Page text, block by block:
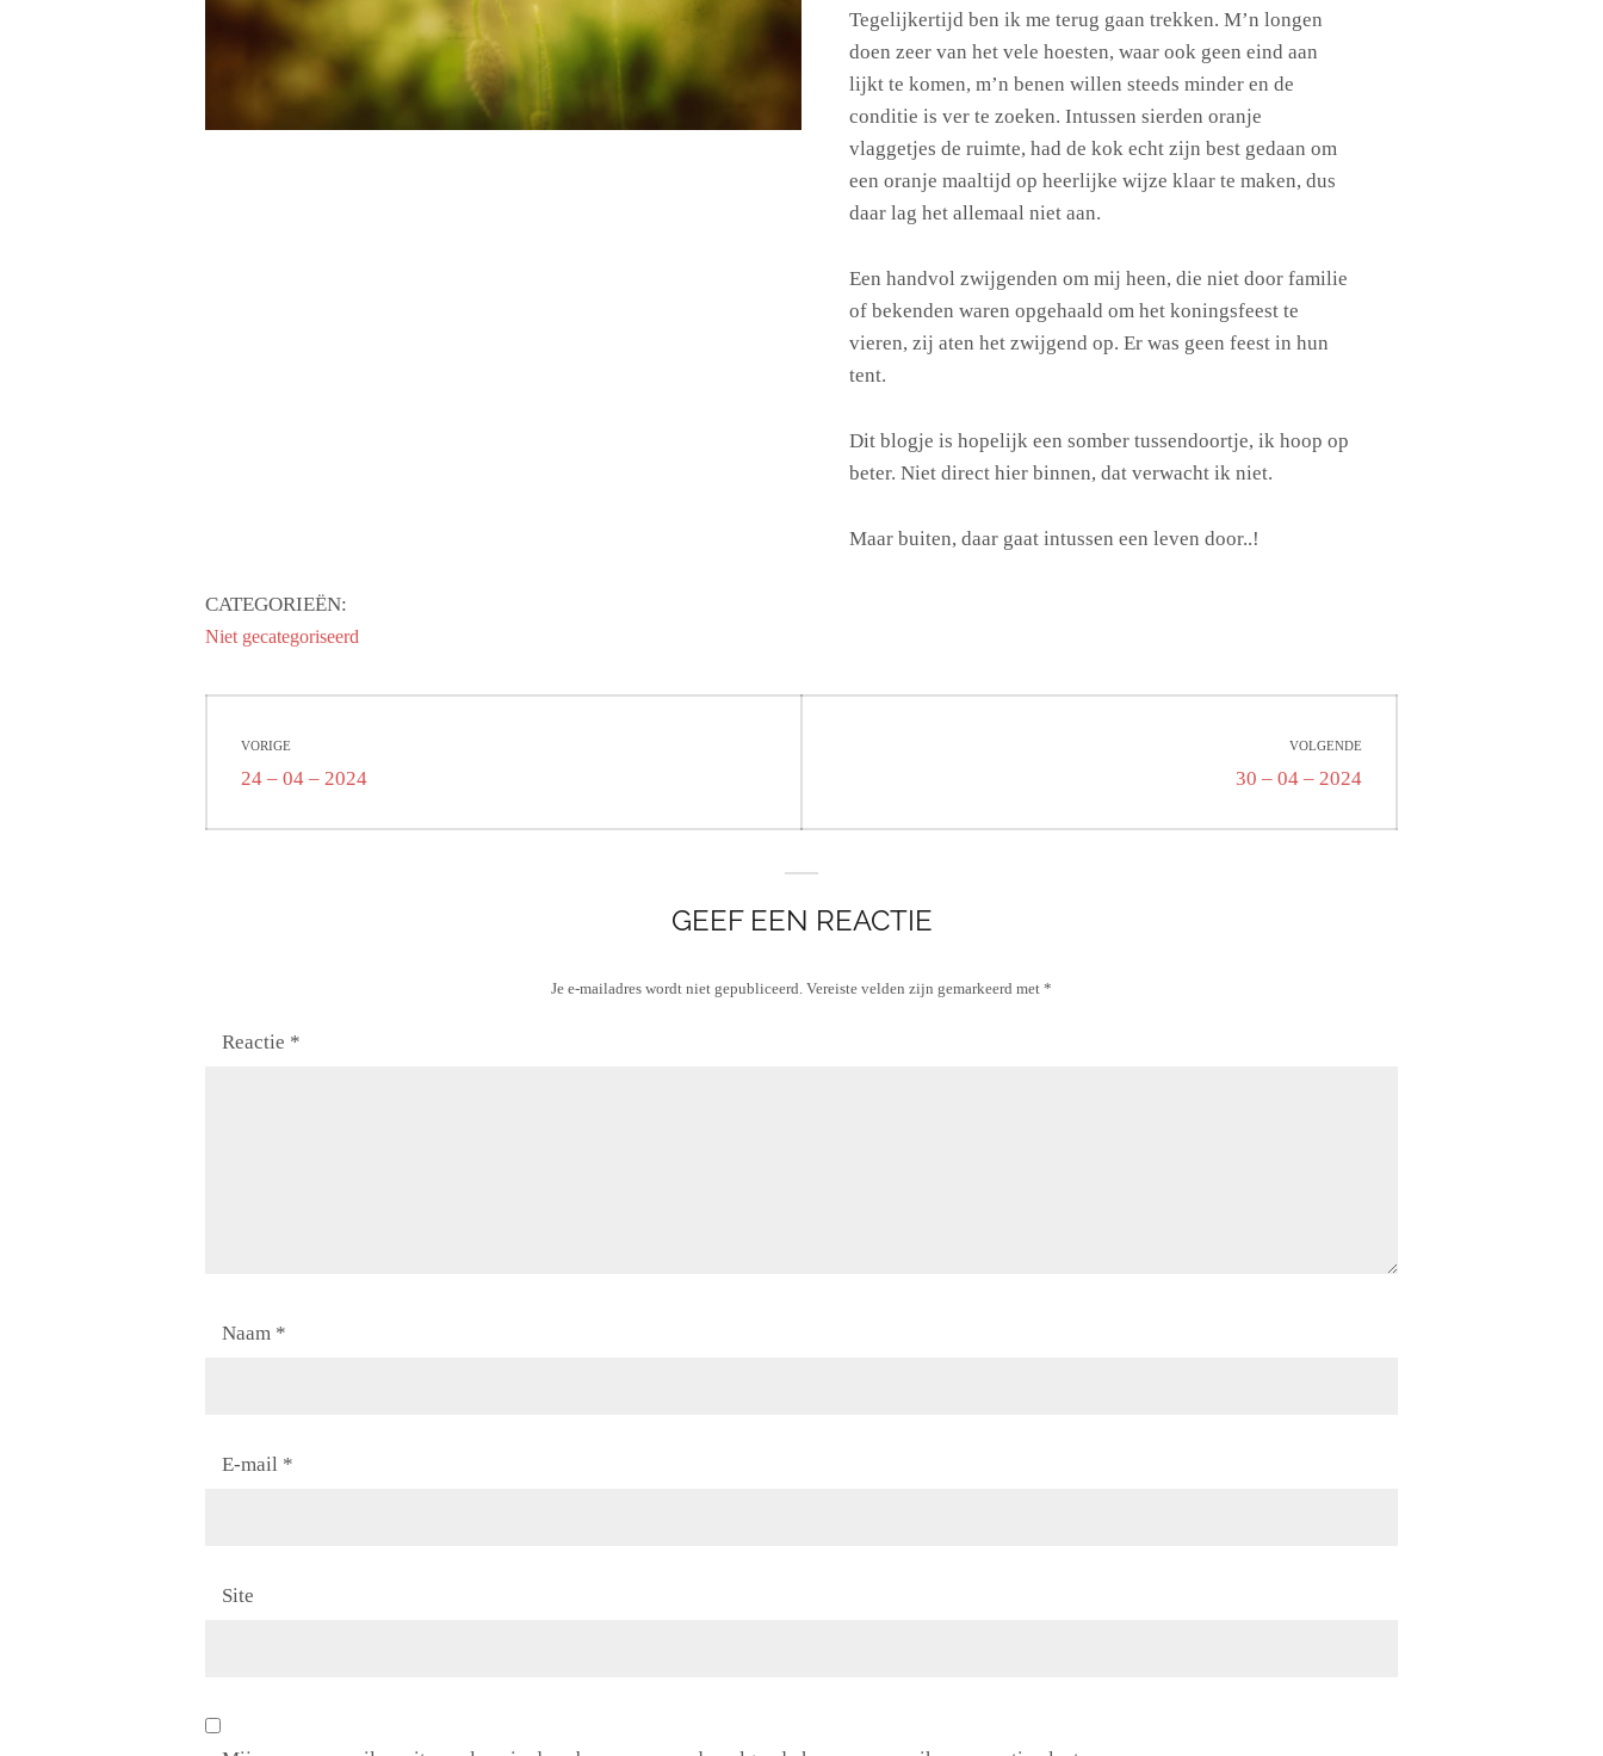
Tegelijkertijd ben ik me terug gaan trekken. M’n longen
doen zeer van het vele hoesten, waar ook geen eind aan
lijkt te komen, m’n benen willen steeds minder en de
conditie is ver te zoeken. Intussen sierden oranje
vlaggetjes de ruimte, had de kok echt zijn best gedaan om
een oranje maaltijd op heerlijke wijze klaar te maken, dus
daar lag het allemaal niet aan.
Een handvol zwijgenden om mij heen, die niet door familie
of bekenden waren opgehaald om het koningsfeest te
vieren, zij aten het zwijgend op. Er was geen feest in hun
tent.
Dit blogje is hopelijk een somber tussendoortje, ik hoop op
beter. Niet direct hier binnen, dat verwacht ik niet.
Maar buiten, daar gaat intussen een leven door..!
CATEGORIEËN:
Niet gecategoriseerd
navigatie
VORIGE
Vorig
24 – 04 – 2024
VOLGENDE
Volgend
30 – 04 – 2024
GEEF EEN REACTIE
Je e-mailadres wordt niet gepubliceerd. Vereiste velden zijn gemarkeerd met *
Reactie *
Naam *
E-mail *
Site